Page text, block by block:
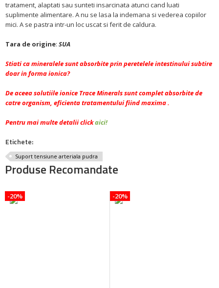
tratament, alaptati sau sunteti insarcinata atunci cand luati
suplimente alimentare. A nu se lasa la indemana si vederea copiilor
mici. A se pastra intr-un loc uscat si ferit de caldura.
Tara de origine: SUA
Stiati ca mineralele sunt absorbite prin peretelele intestinului subtire
doar in forma ionica?
De aceea solutiile ionice Trace Minerals sunt complet absorbite de
catre organism, eficienta tratamentului fiind maxima .
Pentru mai multe detalii clickaici!
Etichete:
Suport tensiune arteriala pudra
Produse Recomandate
-20% -20%